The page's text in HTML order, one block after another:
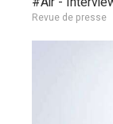
Revue de presse